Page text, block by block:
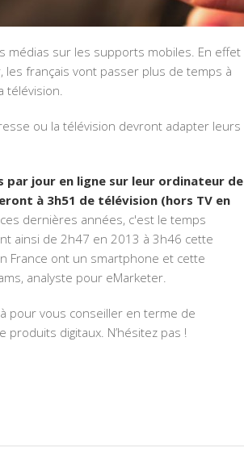
médias sur les supports mobiles. En effet
français vont passer plus de temps à
télévision.
ou la télévision devront adapter leurs
par jour en ligne sur leur ordinateur de
à 3h51 de télévision (hors TV en
dernières années, c'est le temps
ainsi de 2h47 en 2013 à 3h46 cette
France ont un smartphone et cette
analyste pour eMarketer.
pour vous conseiller en terme de
digitaux. N’hésitez pas !